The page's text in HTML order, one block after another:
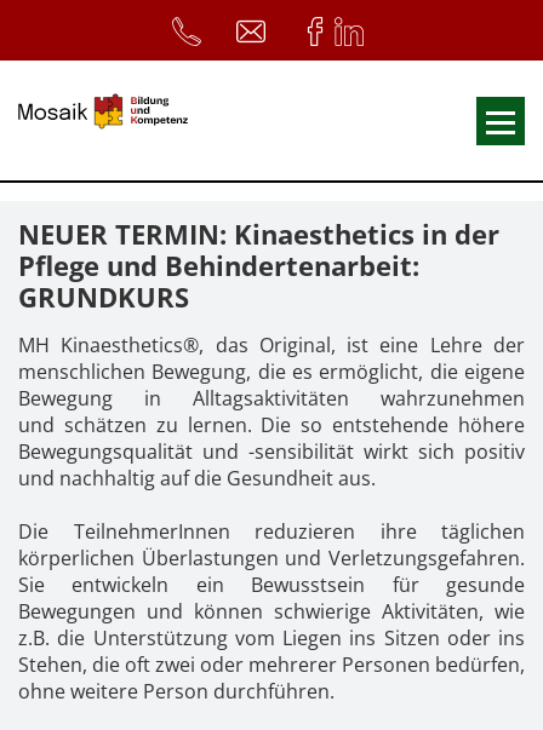
Ausbildungen
33. Heilpädagogischer Tag
Symposium
ReferentInnen
Infos
Home
Download
Kontakt News Anmelden
Registrieren
NEUER TERMIN: Kinaesthetics in der
Pflege und Behindertenarbeit:
GRUNDKURS
MH Kinaesthetics®, das Original, ist eine Lehre der
menschlichen Bewegung, die es ermöglicht, die eigene
Bewegung in Alltagsaktivitäten wahrzunehmen
und schätzen zu lernen. Die so entstehende höhere
Bewegungsqualität und -sensibilität wirkt sich positiv
und nachhaltig auf die Gesundheit aus.
Die TeilnehmerInnen reduzieren ihre täglichen
körperlichen Überlastungen und Verletzungsgefahren.
Sie entwickeln ein Bewusstsein für gesunde
Bewegungen und können schwierige Aktivitäten, wie
z.B. die Unterstützung vom Liegen ins Sitzen oder ins
Stehen, die oft zwei oder mehrerer Personen bedürfen,
ohne weitere Person durchführen.